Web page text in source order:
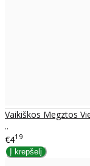
Vaikiškos Megztos
..
€419